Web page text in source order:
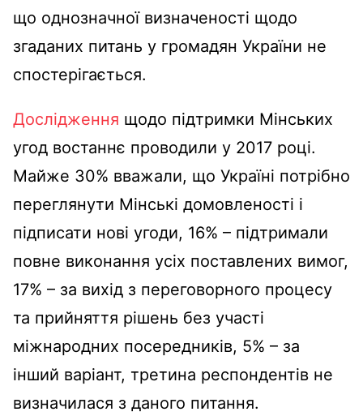
що однозначної визначеності щодо
згаданих питань у громадян України не
спостерігається.
Дослідження щодо підтримки Мінських
угод востаннє проводили у 2017 році.
Майже 30% вважали, що Україні потрібно
переглянути Мінські домовленості і
підписати нові угоди, 16% – підтримали
повне виконання усіх поставлених вимог,
17% – за вихід з переговорного процесу
та прийняття рішень без участі
міжнародних посередників, 5% – за
інший варіант, третина респондентів не
визначилася з даного питання.